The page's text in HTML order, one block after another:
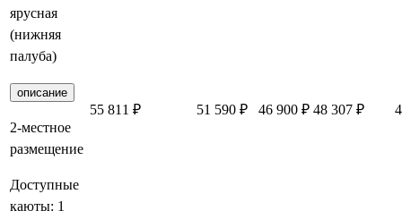
ярусная
(нижняя
палуба)
описание
2-местное
размещение
Доступные
каюты: 1
55 811 ₽ 51 590 ₽ 46 900 ₽ 48 307 ₽